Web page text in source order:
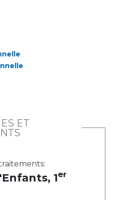
tabac
ET
1er